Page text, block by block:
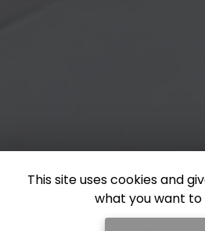
This site uses cookies and
what you want